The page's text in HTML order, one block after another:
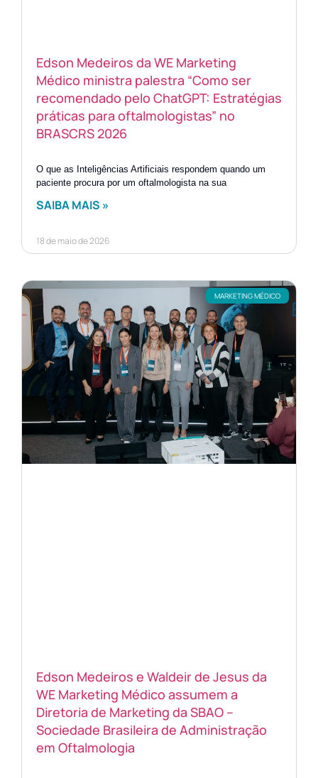
Edson Medeiros da WE Marketing
Médico ministra palestra “Como ser
recomendado pelo ChatGPT: Estratégias
práticas para oftalmologistas” no
BRASCRS 2026
O que as Inteligências Artificiais respondem quando um
paciente procura por um oftalmologista na sua
SAIBA MAIS »
18 de maio de 2026
MARKETING MÉDICO
Edson Medeiros e Waldeir de Jesus da
WE Marketing Médico assumem a
Diretoria de Marketing da SBAO –
Sociedade Brasileira de Administração
em Oftalmologia